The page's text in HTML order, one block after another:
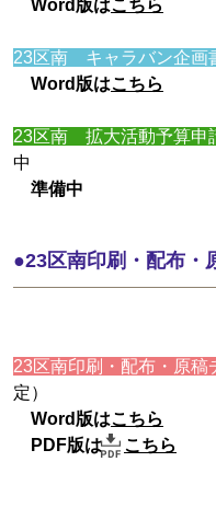
Word版はこちら
23区南 キャラバン企画
Word版はこちら
23区南 拡大活動予算申
中
準備中
●23区南印刷・配布・
23区南印刷・配布・原稿
定）
Word版はこちら
PDF版は
こちら